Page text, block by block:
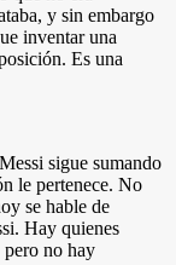
y sin embargo
inventar una
Es una
sigue sumando
le pertenece. No
se hable de
Hay quienes
pero no hay